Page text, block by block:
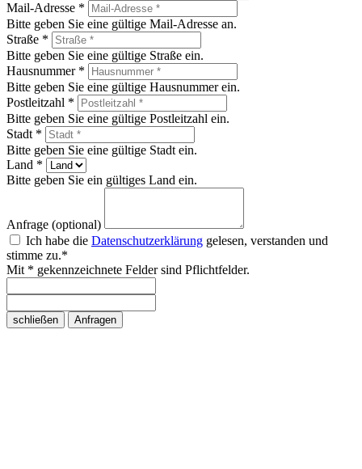
Mail-Adresse *
Bitte geben Sie eine gültige Mail-Adresse an.
Straße *
Bitte geben Sie eine gültige Straße ein.
Hausnummer *
Bitte geben Sie eine gültige Hausnummer ein.
Postleitzahl *
Bitte geben Sie eine gültige Postleitzahl ein.
Stadt *
Bitte geben Sie eine gültige Stadt ein.
Land *
Bitte geben Sie ein gültiges Land ein.
Anfrage (optional)
Ich habe die Datenschutzerklärung gelesen, verstanden und
stimme zu.*
Mit * gekennzeichnete Felder sind Pflichtfelder.
schließen Anfragen